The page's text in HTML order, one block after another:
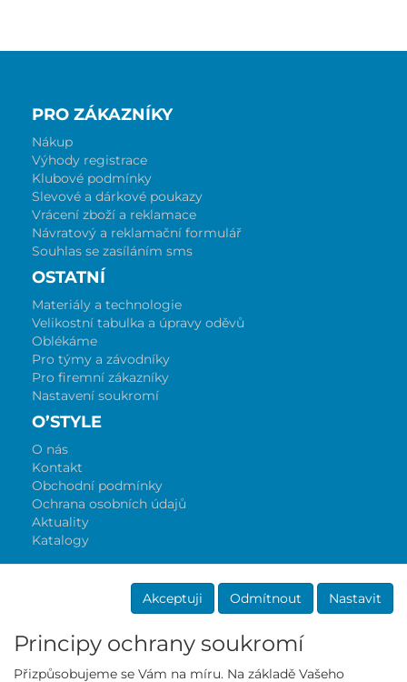
PRO ZÁKAZNÍKY
Nákup
Výhody registrace
Klubové podmínky
Slevové a dárkové poukazy
Vrácení zboží a reklamace
Návratový a reklamační formulář
Souhlas se zasíláním sms
OSTATNÍ
Materiály a technologie
Velikostní tabulka a úpravy oděvů
Oblékáme
Pro týmy a závodníky
Pro firemní zákazníky
Nastavení soukromí
O’STYLE
O nás
Kontakt
Obchodní podmínky
Ochrana osobních údajů
Aktuality
Katalogy
Akceptuji Odmítnout Nastavit
Principy ochrany soukromí
Přizpůsobujeme se Vám na míru. Na základě Vašeho